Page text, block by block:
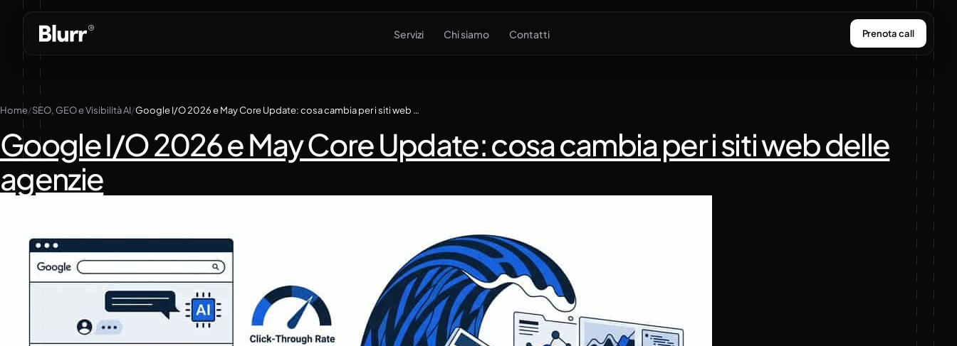
contenuto
Servizi Chi siamo Contatti Prenota call
Home SEO, GEO e Visibilità AI Google I/O 2026 e May Core Update: cosa cambia per i siti web delle agenzie
Google I/O 2026 e May Core Update: cosa cambia per i siti web delle
agenzie